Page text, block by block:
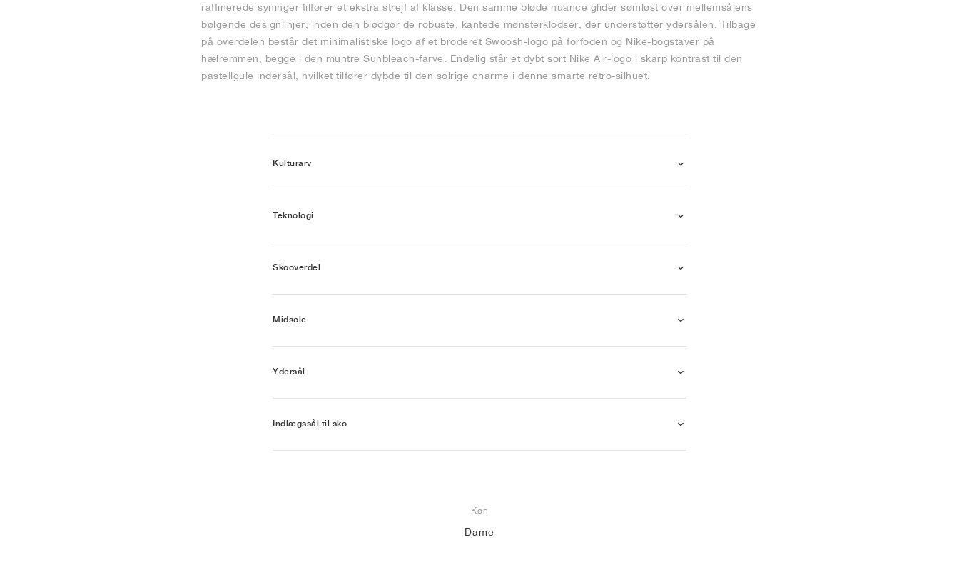
raffinerede syninger tilfører et ekstra strejf af klasse. Den samme bløde nuance glider sømløst over mellemsålens
bølgende designlinjer, inden den blødgør de robuste, kantede mønsterklodser, der understøtter ydersålen. Tilbage
på overdelen består det minimalistiske logo af et broderet Swoosh-logo på forfoden og Nike-bogstaver på
hælremmen, begge i den muntre Sunbleach-farve. Endelig står et dybt sort Nike Air-logo i skarp kontrast til den
pastellgule indersål, hvilket tilfører dybde til den solrige charme i denne smarte retro-silhuet.
Kulturarv
Teknologi
Skooverdel
Midsole
Ydersål
Indlægssål til sko
Køn
Dame